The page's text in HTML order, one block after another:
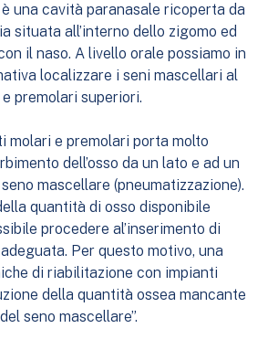
una cavità paranasale ricoperta da
situata all’interno dello zigomo ed
il naso. A livello orale possiamo in
localizzare i seni mascellari al
premolari superiori.
molari e premolari porta molto
dell’osso da un lato e ad un
mascellare (pneumatizzazione).
quantità di osso disponibile
procedere al’inserimento di
Per questo motivo, una
di riabilitazione con impianti
della quantità ossea mancante
seno mascellare”.